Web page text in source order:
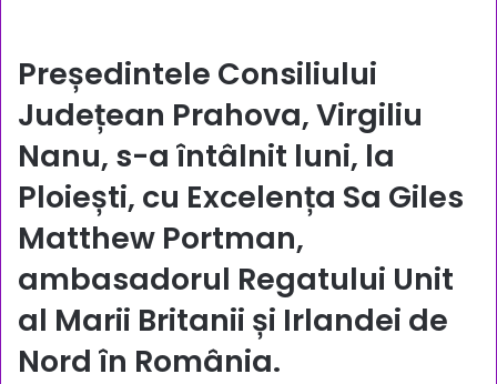
Președintele Consiliului
Județean Prahova, Virgiliu
Nanu, s-a întâlnit luni, la
Ploiești, cu Excelența Sa Giles
Matthew Portman,
ambasadorul Regatului Unit
al Marii Britanii și Irlandei de
Nord în România.